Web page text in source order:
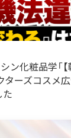
ン化粧品学「
ターズコスメ
た